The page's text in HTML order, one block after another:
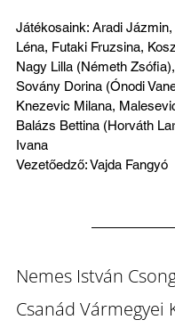
Játékosaink: Aradi
Léna, Futaki Fruzsina,
Nagy Lilla (Németh
Sovány Dorina (Ónodi
Knezevic Milana,
Balázs Bettina (Horváth
Ivana
Vezetőedző: Vajda Fangyó
Nemes István
Csanád Vármegyei